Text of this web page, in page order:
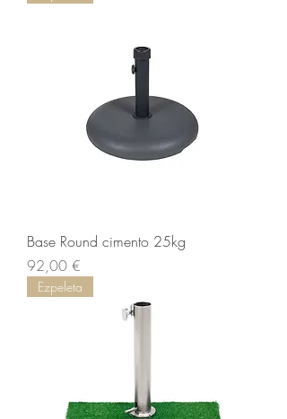
Base Round cimento 25kg
Prix
92,00 €
Ezpeleta